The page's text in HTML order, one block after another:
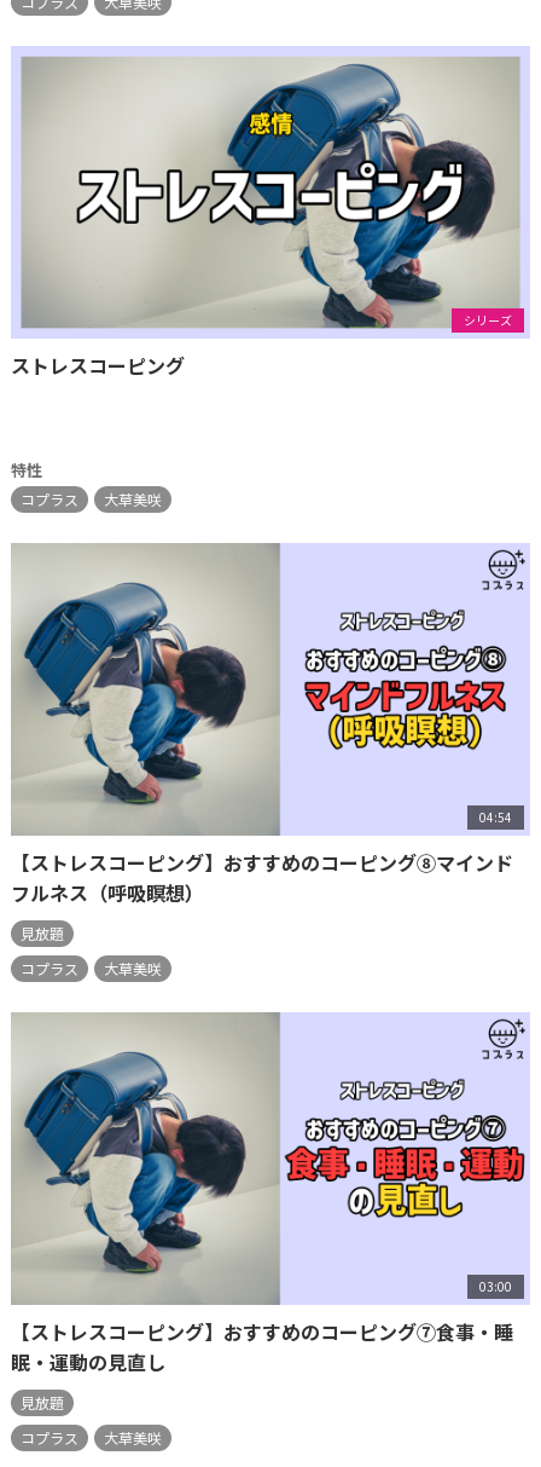
シリーズ
ストレスコーピング
特性
コプラス 大草美咲
04:54
【ストレスコーピング】おすすめのコーピング⑧マインド
フルネス（呼吸瞑想）
見放題
コプラス
大草美咲
03:00
【ストレスコーピング】おすすめのコーピング⑦食事・睡
眠・運動の見直し
見放題
コプラス
大草美咲